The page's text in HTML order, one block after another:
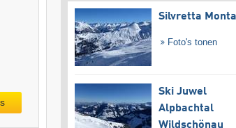
Silvretta
Foto's tonen
Ski Juwel
Alpbachtal
Wildschönau